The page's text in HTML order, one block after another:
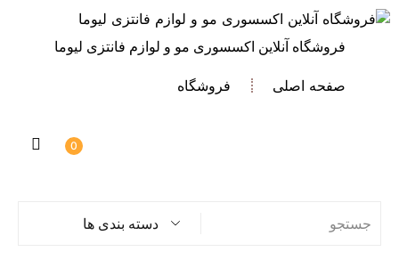
فروشگاه آنلاین اکسسوری مو و لوازم فانتزی لیوما
صفحه اصلی فروشگاه
0
دسته بندی ها